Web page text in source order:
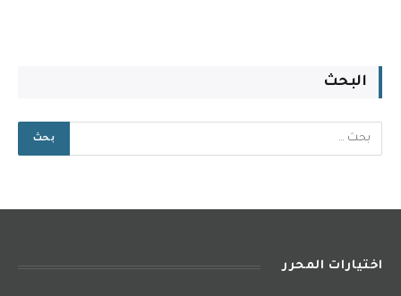
البحث
اختيارات المحرر